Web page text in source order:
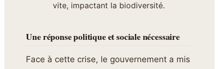
vite, impactant la biodiversité.
Une réponse politique et sociale nécessaire
Face à cette crise, le gouvernement a mis